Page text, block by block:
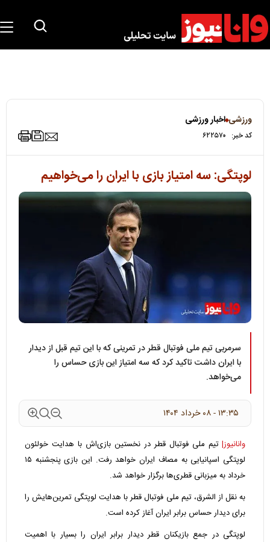
ورزشی اخبار ورزشی
کد خبر: ۶۲۲۵۷۰
لوپتگی: سه امتیاز بازی با ایران را می‌خواهیم
سرمربی تیم ملی فوتبال قطر در تمرینی که با این تیم قبل از دیدار
با ایران داشت تاکید کرد که سه امتیاز این بازی حساس را
می‌خواهد.
۱۳:۳۵ - ۰۸ خرداد ۱۴۰۴
وانانیوز| تیم ملی فوتبال قطر در نخستین بازی‌اش با هدایت خولئون
لوپتگی اسپانیایی به مصاف ایران خواهد رفت. این بازی پنجشنبه ۱۵
خرداد به میزبانی قطری‌ها برگزار خواهد شد.
به نقل از الشرق، تیم ملی فوتبال قطر با هدایت لوپتگی تمرین‌هایش را
برای دیدار حساس برابر ایران آغاز کرده است.
لوپتگی در جمع بازیکنان قطر دیدار برابر ایران را بسیار با اهمیت